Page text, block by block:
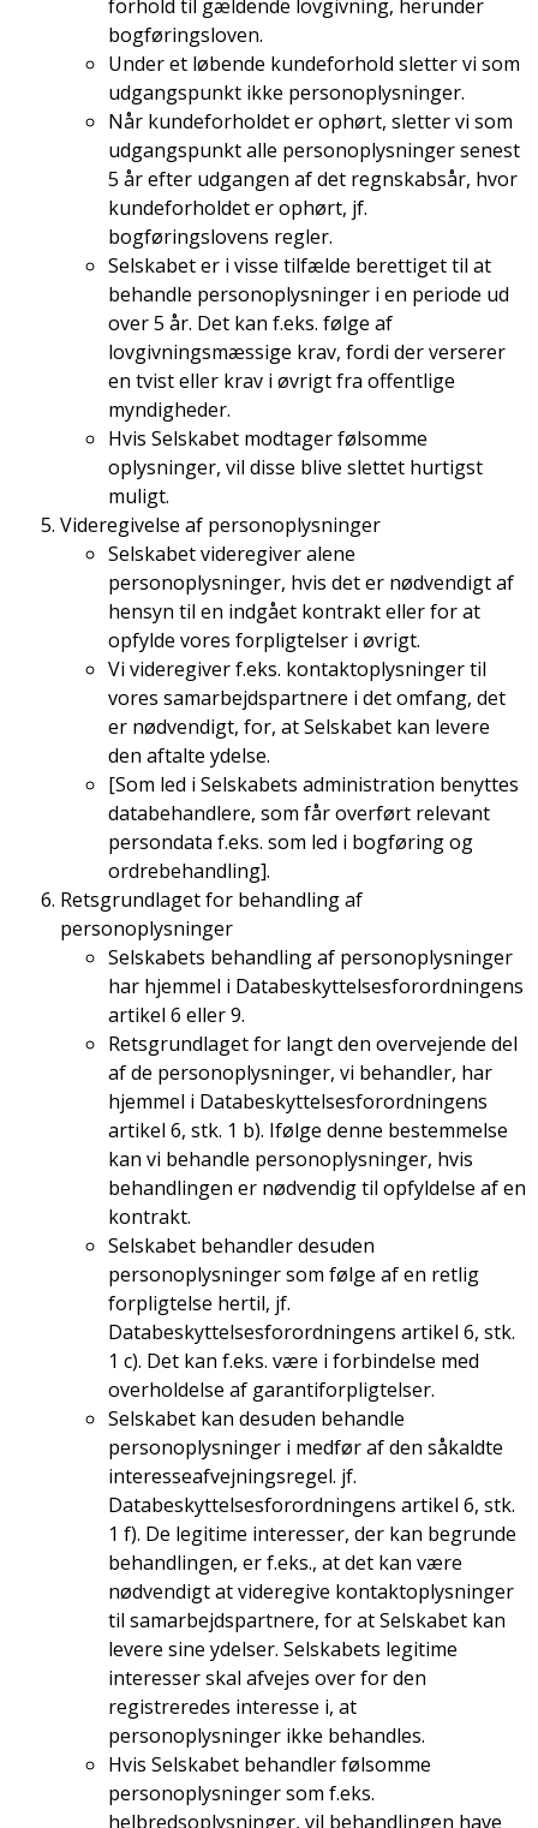
forhold til gældende lovgivning, herunder
bogføringsloven.
Under et løbende kundeforhold sletter vi som
udgangspunkt ikke personoplysninger.
Når kundeforholdet er ophørt, sletter vi som
udgangspunkt alle personoplysninger senest
5 år efter udgangen af det regnskabsår, hvor
kundeforholdet er ophørt, jf.
bogføringslovens regler.
Selskabet er i visse tilfælde berettiget til at
behandle personoplysninger i en periode ud
over 5 år. Det kan f.eks. følge af
lovgivningsmæssige krav, fordi der verserer
en tvist eller krav i øvrigt fra offentlige
myndigheder.
Hvis Selskabet modtager følsomme
oplysninger, vil disse blive slettet hurtigst
muligt.
Videregivelse af personoplysninger
Selskabet videregiver alene
personoplysninger, hvis det er nødvendigt af
hensyn til en indgået kontrakt eller for at
opfylde vores forpligtelser i øvrigt.
Vi videregiver f.eks. kontaktoplysninger til
vores samarbejdspartnere i det omfang, det
er nødvendigt, for, at Selskabet kan levere
den aftalte ydelse.
[Som led i Selskabets administration benyttes
databehandlere, som får overført relevant
persondata f.eks. som led i bogføring og
ordrebehandling].
Retsgrundlaget for behandling af
personoplysninger
Selskabets behandling af personoplysninger
har hjemmel i Databeskyttelsesforordningens
artikel 6 eller 9.
Retsgrundlaget for langt den overvejende del
af de personoplysninger, vi behandler, har
hjemmel i Databeskyttelsesforordningens
artikel 6, stk. 1 b). Ifølge denne bestemmelse
kan vi behandle personoplysninger, hvis
behandlingen er nødvendig til opfyldelse af en
kontrakt.
Selskabet behandler desuden
personoplysninger som følge af en retlig
forpligtelse hertil, jf.
Databeskyttelsesforordningens artikel 6, stk.
1 c). Det kan f.eks. være i forbindelse med
overholdelse af garantiforpligtelser.
Selskabet kan desuden behandle
personoplysninger i medfør af den såkaldte
interesseafvejningsregel. jf.
Databeskyttelsesforordningens artikel 6, stk.
1 f). De legitime interesser, der kan begrunde
behandlingen, er f.eks., at det kan være
nødvendigt at videregive kontaktoplysninger
til samarbejdspartnere, for at Selskabet kan
levere sine ydelser. Selskabets legitime
interesser skal afvejes over for den
registreredes interesse i, at
personoplysninger ikke behandles.
Hvis Selskabet behandler følsomme
personoplysninger som f.eks.
helbredsoplysninger, vil behandlingen have